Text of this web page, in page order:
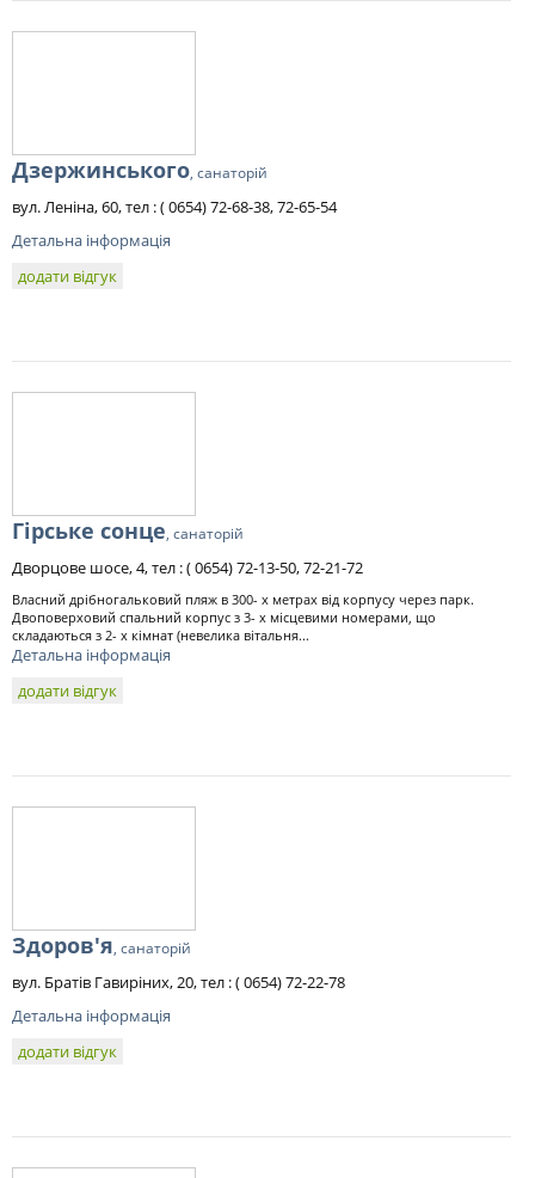
Дзержинського, санаторій
вул. Леніна, 60, тел : ( 0654) 72-68-38, 72-65-54
Детальна інформація
додати відгук
Гірське сонце, санаторій
Дворцове шосе, 4, тел : ( 0654) 72-13-50, 72-21-72
Власний дрібногальковий пляж в 300- х метрах від корпусу через парк.
Двоповерховий спальний корпус з 3- х місцевими номерами, що
складаються з 2- х кімнат (невелика вітальня...
Детальна інформація
додати відгук
Здоров'я, санаторій
вул. Братів Гавиріних, 20, тел : ( 0654) 72-22-78
Детальна інформація
додати відгук